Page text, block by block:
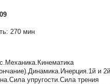
270 мин
и
упругости.Сила трения